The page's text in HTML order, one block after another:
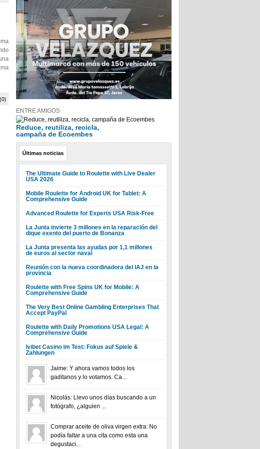
ENTRE AMIGOS
Reduce, reutiliza, recicla,
campaña de Ecoembes
Últimas noticias
The Ultimate Guide to Roulette with Live Dealer
USA 2026
Mobile Roulette for Android UK for Tablet: A
Comprehensive Guide
Advanced Roulette for Experts USA Risk-Free
La Junta invierte 3 millones en la reparación del
dique exento del puerto de Bonanza
La Junta presenta las ayudas por 1,1 millones
de euros al sector naval
Reunión con la nueva coordinadora del IAJ en la
provincia
Roulette with Free Spins UK for Mobile: A
Comprehensive Guide
The Very Best Online Gambling Enterprises That
Accept PayPal
Roulette with Daily Promotions USA Legal: A
Comprehensive Guide
Ivibet Casino im Test: Fokus auf Spiele &
Zahlungen
Jaime: Y ahora vamos todos los
gaditanos y lo votamos. Ca...
Nicolás: Llevo unos días buscando a un
fotógrafo, ¿alguien ...
Comprar aceite de oliva virgen extra: No
podía faltar a una cita como esta una
degustaci...